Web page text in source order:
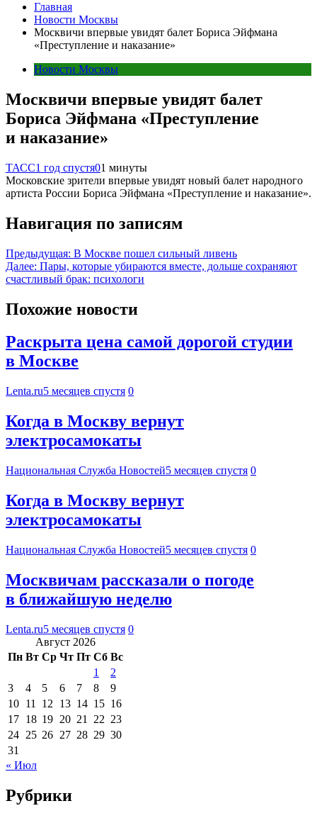
Главная
Новости Москвы
Москвичи впервые увидят балет Бориса Эйфмана
«Преступление и наказание»
Новости Москвы
Москвичи впервые увидят балет
Бориса Эйфмана «Преступление
и наказание»
ТАСС1 год спустя01 минуты
Московские зрители впервые увидят новый балет народного
артиста России Бориса Эйфмана «Преступление и наказание».
Навигация по записям
Предыдущая: В Москве пошел сильный ливень
Далее: Пары, которые убираются вместе, дольше сохраняют
счастливый брак: психологи
Похожие новости
Раскрыта цена самой дорогой студии
в Москве
Lenta.ru5 месяцев спустя 0
Когда в Москву вернут
электросамокаты
Национальная Служба Новостей5 месяцев спустя 0
Когда в Москву вернут
электросамокаты
Национальная Служба Новостей5 месяцев спустя 0
Москвичам рассказали о погоде
в ближайшую неделю
Lenta.ru5 месяцев спустя 0
Август 2026
Пн Вт Ср Чт Пт Сб Вс
1
2
3
4 5 6 7 8
9
10 11 12 13 14 15 16
17 18 19 20 21 22 23
24 25 26 27 28 29 30
31
« Июл
Рубрики